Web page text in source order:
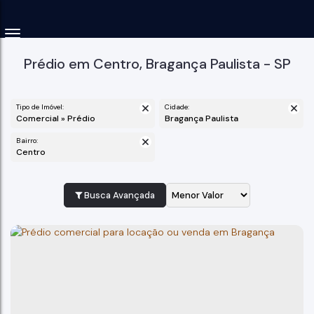
Prédio em Centro, Bragança Paulista - SP
Tipo de Imóvel:
Comercial » Prédio
Cidade:
Bragança Paulista
Bairro:
Centro
Busca Avançada